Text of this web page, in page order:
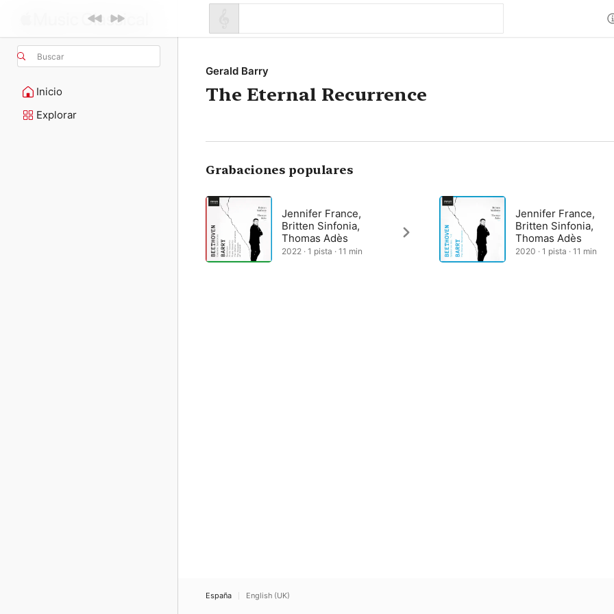
Buscar
Inicio
Explorar
Gerald Barry
The Eternal Recurrence
Grabaciones populares
Jennifer France,
Britten Sinfonia,
Thomas Adès
2022 · 1 pista · 11 min
Jennifer France,
Britten Sinfonia,
Thomas Adès
2020 · 1 pista · 11 min
España English (UK)